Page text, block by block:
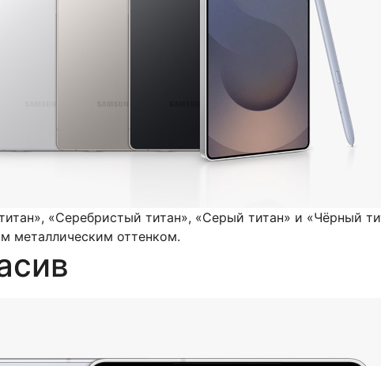
«Серебристый титан», «Серый титан» и «Чёрный
металлическим оттенком.